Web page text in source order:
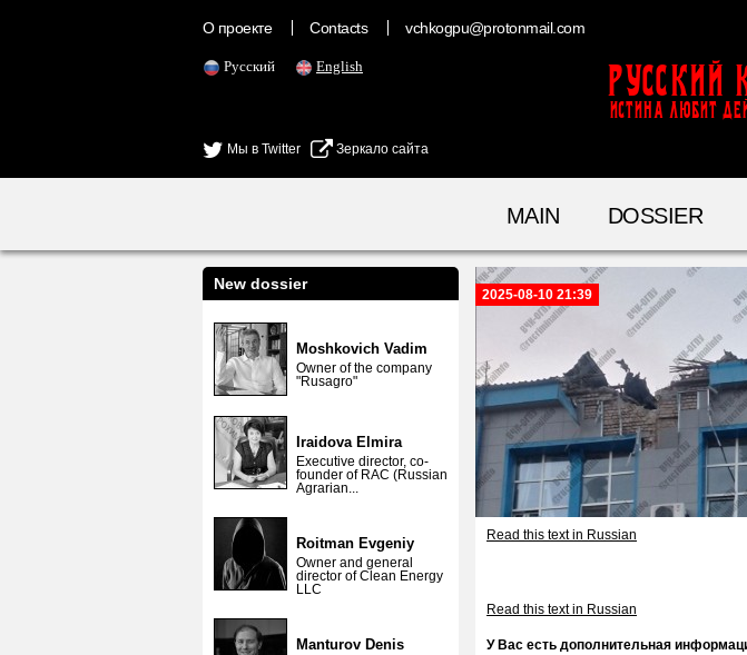
О проекте Contacts vchkogpu@protonmail.com
Русский English
Мы в Twitter Зеркало сайта
Русский
ИСТИНА ЛЮБИТ
MAIN DOSSIER
New dossier
Moshkovich Vadim
Owner of the company
"Rusagro"
Iraidova Elmira
Executive director, co-
founder of RAC (Russian
Agrarian...
Roitman Evgeniy
Owner and general
director of Clean Energy
LLC
Manturov Denis
2025-08-10 21:39
Read this text in Russian
Read this text in Russian
У Вас есть дополнительная